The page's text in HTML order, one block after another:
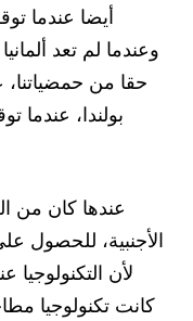
أيضا عندما
وعندما لم تعد
حقا من حمضياتنا،
بولندا، عندما
عندها كان من
الأجنبية، للحصول
لأن التكنولوجيا
كانت تكنولوجيا